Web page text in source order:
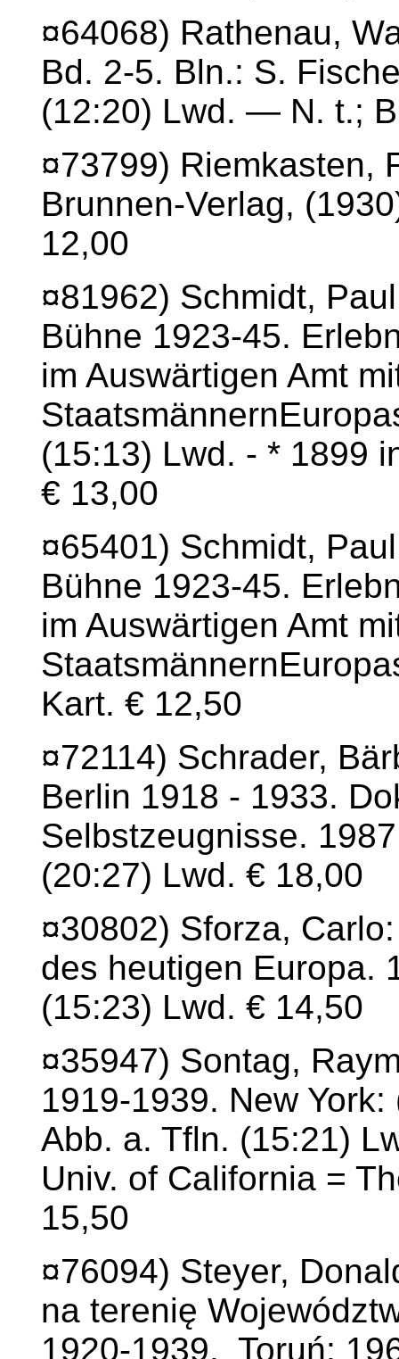
¤64068) Rathenau,
Bd. 2-5. Bln.: S.
(12:20) Lwd. — N. t.;
¤73799) Riemkasten,
Brunnen-Verlag,
12,00
¤81962) Schmidt,
Bühne 1923-45.
im Auswärtigen Amt
(15:13) Lwd. - * 1899
€ 13,00
¤65401) Schmidt,
Bühne 1923-45.
im Auswärtigen Amt
Kart. € 12,50
¤72114) Schrader,
Berlin 1918 - 1933.
Selbstzeugnisse.
(20:27) Lwd. € 18,00
¤30802) Sforza,
des heutigen Europa.
(15:23) Lwd. € 14,50
¤35947) Sontag,
1919-1939. New
Abb. a. Tfln. (15:21)
Univ. of California =
15,50
¤76094) Steyer,
na terenię
1920-1939. Toruń: